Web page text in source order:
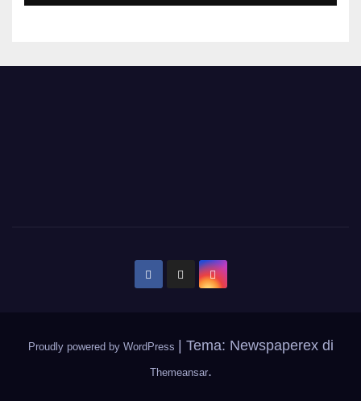
Proudly powered by WordPress | Tema: Newspaperex di
Themeansar.